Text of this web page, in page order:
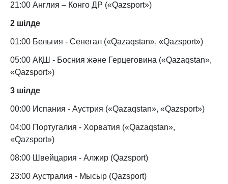
21:00 Англия – Конго ДР («Qazsport»)
2 шілде
01:00 Бельгия - Сенегал («Qazaqstan», «Qazsport»)
05:00 АҚШ - Босния және Герцеговина («Qazaqstan»,
«Qazsport»)
3 шілде
00:00 Испания - Аустрия («Qazaqstan», «Qazsport»)
04:00 Португалия - Хорватия («Qazaqstan»,
«Qazsport»)
08:00 Швейцария - Алжир (Qazsport)
23:00 Аустралия - Мысыр (Qazsport)